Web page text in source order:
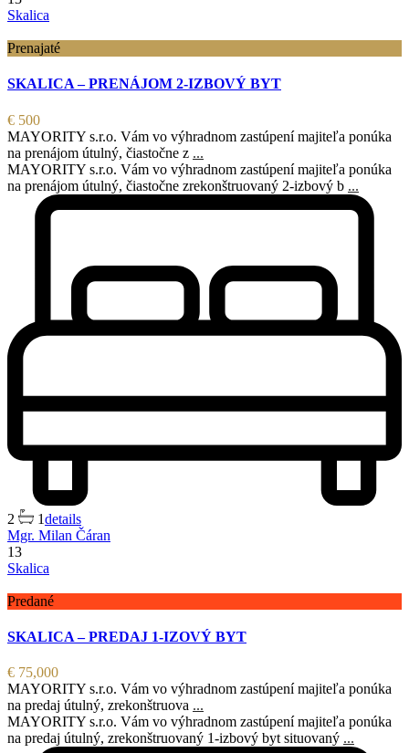
Skalica
Prenajaté
SKALICA – PRENÁJOM 2-IZBOVÝ BYT
€ 500
MAYORITY s.r.o. Vám vo výhradnom zastúpení majiteľa ponúka
na prenájom útulný, čiastočne z ...
MAYORITY s.r.o. Vám vo výhradnom zastúpení majiteľa ponúka
na prenájom útulný, čiastočne zrekonštruovaný 2-izbový b ...
2 1details
Mgr. Milan Čáran
13
Skalica
Predané
SKALICA – PREDAJ 1-IZOVÝ BYT
€ 75,000
MAYORITY s.r.o. Vám vo výhradnom zastúpení majiteľa ponúka
na predaj útulný, zrekonštruova ...
MAYORITY s.r.o. Vám vo výhradnom zastúpení majiteľa ponúka
na predaj útulný, zrekonštruovaný 1-izbový byt situovaný ...